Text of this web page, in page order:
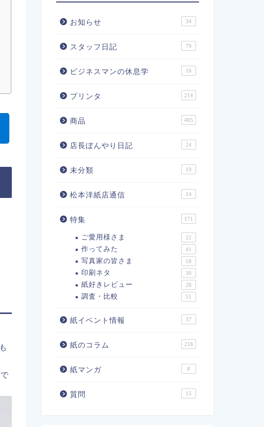
お知らせ 34
スタッフ日記 79
ビジネスマンの休息学 16
プリンタ 214
商品 405
店長ぼんやり日記 24
未分類 10
松本洋紙店通信 14
特集 171
ご愛用様さま 22
作ってみた 41
写真家の皆さま 18
印刷ネタ 30
紙好きレビュー 28
調査・比較 51
紙イベント情報 37
紙のコラム 218
紙マンガ 8
質問 15